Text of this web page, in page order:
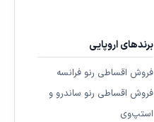
برندهای اروپایی
فروش اقساطی رنو فرانسه
فروش اقساطی رنو ساندرو و
استپ‌وی